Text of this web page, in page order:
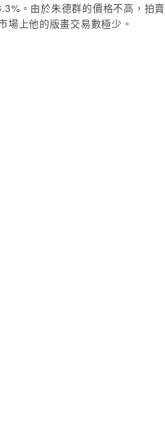
。由於朱德群的價格不高，拍
場上他的版畫交易數極少。